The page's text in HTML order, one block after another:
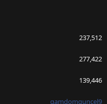
237,512
277,422
139,446
gamdomguncel9